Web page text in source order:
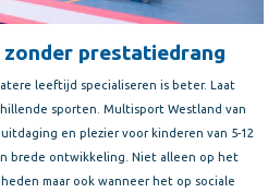
prestatiedrang
leeftijd specialiseren is beter. Laat
sporten. Multisport Westland van
en plezier voor kinderen van 5-12
brede ontwikkeling. Niet alleen op het
maar ook wanneer het op sociale